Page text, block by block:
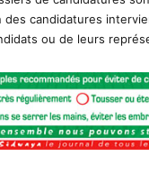
des candidatures
ou de leurs